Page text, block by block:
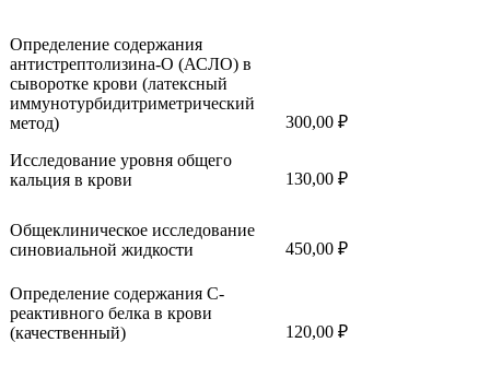
Определение содержания
антистрептолизина-О (АСЛО) в
сыворотке крови (латексный
иммунотурбидитриметрический
метод)
300,00 ₽
Исследование уровня общего
кальция в крови
130,00 ₽
Общеклиническое исследование
синовиальной жидкости
450,00 ₽
Определение содержания С-
реактивного белка в крови
(качественный)
120,00 ₽